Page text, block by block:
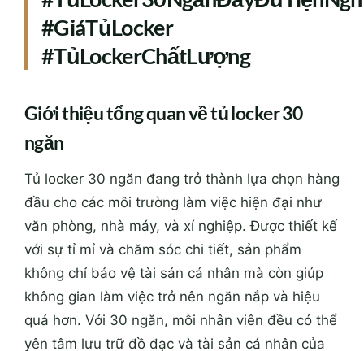
#GiáTủLocker
#TủLockerChấtLượng
Giới thiệu tổng quan về tủ locker 30
ngăn
Tủ locker 30 ngăn đang trở thành lựa chọn hàng
đầu cho các môi trường làm việc hiện đại như
văn phòng, nhà máy, và xí nghiệp. Được thiết kế
với sự tỉ mỉ và chăm sóc chi tiết, sản phẩm
không chỉ bảo vệ tài sản cá nhân mà còn giúp
không gian làm việc trở nên ngăn nắp và hiệu
quả hơn. Với 30 ngăn, mỗi nhân viên đều có thể
yên tâm lưu trữ đồ đạc và tài sản cá nhân của